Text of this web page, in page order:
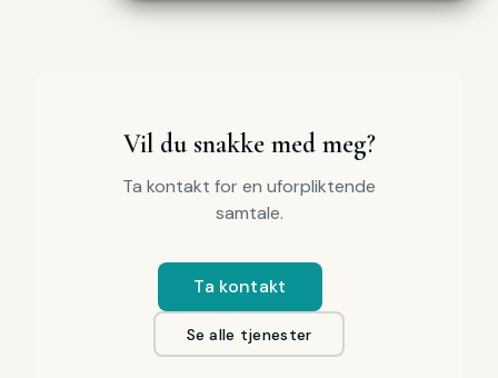
Vil du snakke med meg?
Ta kontakt for en uforpliktende
samtale.
Ta kontakt
Se alle tjenester